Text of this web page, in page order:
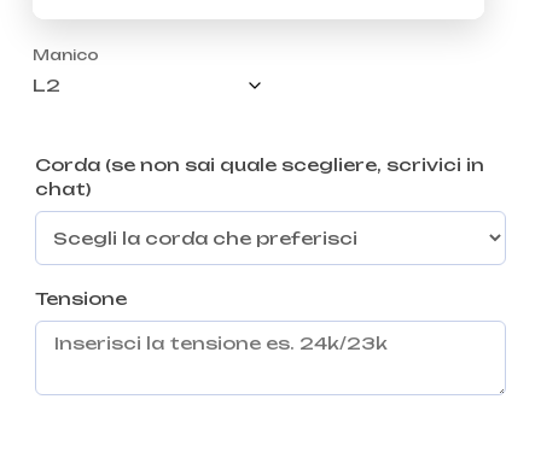
Manico
Corda (se non sai quale scegliere, scrivici in
chat)
Tensione